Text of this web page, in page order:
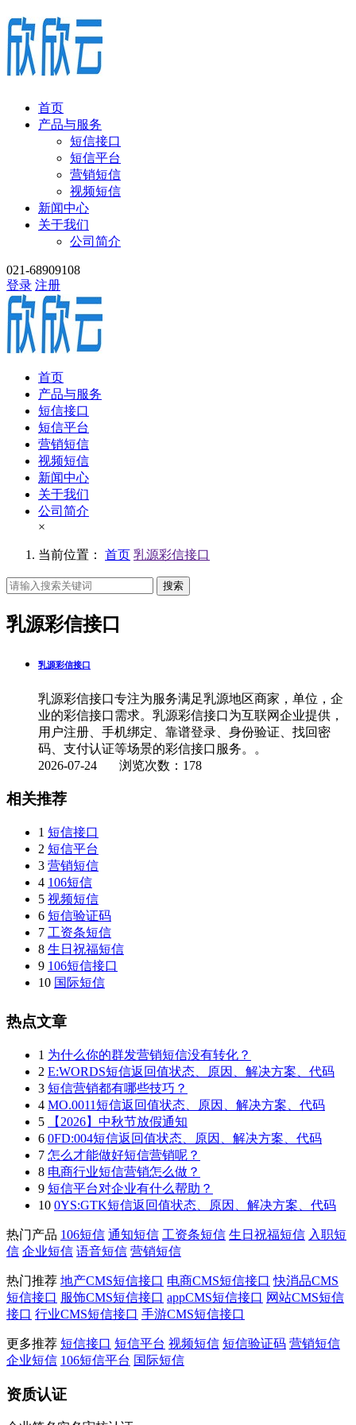
首页
产品与服务
短信接口
短信平台
营销短信
视频短信
新闻中心
关于我们
公司简介
021-68909108
登录 注册
首页
产品与服务
短信接口
短信平台
营销短信
视频短信
新闻中心
关于我们
公司简介
×
当前位置： 首页 乳源彩信接口
搜索
乳源彩信接口
乳源彩信接口
乳源彩信接口专注为服务满足乳源地区商家，单位，企
业的彩信接口需求。乳源彩信接口为互联网企业提供，
用户注册、手机绑定、靠谱登录、身份验证、找回密
码、支付认证等场景的彩信接口服务。。
2026-07-24 浏览次数：178
相关推荐
1 短信接口
2 短信平台
3 营销短信
4 106短信
5 视频短信
6 短信验证码
7 工资条短信
8 生日祝福短信
9 106短信接口
10 国际短信
热点文章
1 为什么你的群发营销短信没有转化？
2 E:WORDS短信返回值状态、原因、解决方案、代码
3 短信营销都有哪些技巧？
4 MO.0011短信返回值状态、原因、解决方案、代码
5
【2026】中秋节放假通知
6 0FD:004短信返回值状态、原因、解决方案、代码
7 怎么才能做好短信营销呢？
8 电商行业短信营销怎么做？
9 短信平台对企业有什么帮助？
10 0YS:GTK短信返回值状态、原因、解决方案、代码
热门产品 106短信 通知短信 工资条短信 生日祝福短信 入职短
信 企业短信 语音短信 营销短信
热门推荐 地产CMS短信接口 电商CMS短信接口 快消品CMS
短信接口 服饰CMS短信接口 appCMS短信接口 网站CMS短信
接口 行业CMS短信接口 手游CMS短信接口
更多推荐 短信接口 短信平台 视频短信 短信验证码 营销短信
企业短信 106短信平台 国际短信
资质认证